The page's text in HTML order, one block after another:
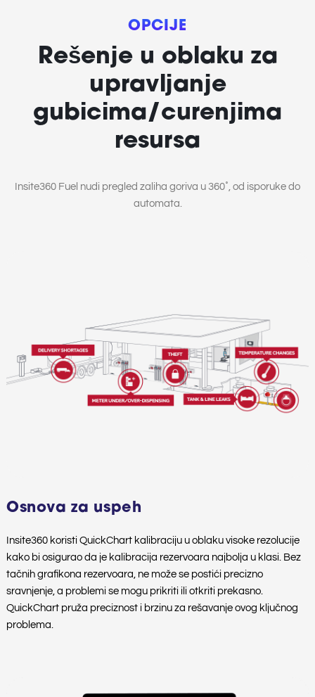
OPCIJE
Rešenje u oblaku za
upravljanje
gubicima/curenjima
resursa
Insite360 Fuel nudi pregled zaliha goriva u 360˚, od isporuke do
automata.
Osnova za uspeh
Insite360 koristi QuickChart kalibraciju u oblaku visoke rezolucije
kako bi osigurao da je kalibracija rezervoara najbolja u klasi. Bez
tačnih grafikona rezervoara, ne može se postići precizno
sravnjenje, a problemi se mogu prikriti ili otkriti prekasno.
QuickChart pruža preciznost i brzinu za rešavanje ovog ključnog
problema.